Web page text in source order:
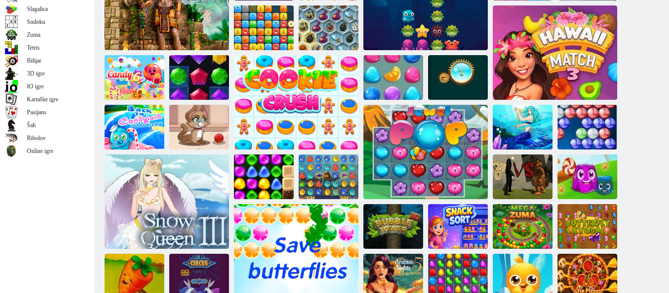
Prugasti otok Fruita Swipe 2
Blago Montezuma 2
Jewels Blitz 2 Kiša bombona 4
Ocean bitka
Pomorski
strelica na
mjehuriće
Lov na blago
Blokovi
čudovišta
Havaji utakmica 3
Blago mistične
more
Kiša bombona 6
Dragulji:
Eksplozija
Drobljenje kolačića
Kiša bombona 3 Blast dragulja
Povratak u
Candyland
Sweet River
Dragocene loptice
Kitty
mjehurićima
Snježna kraljica
4
Bubble Shooter
HD
Povratak u
Candyland 4:
Vrt Lollipop
1001 arapske
noći
Slenderman
protiv Freddieja
Fazbera
Puding zemljište
Bubble Tower
3d
Razvrstavanje
grickalica
Mega Zuma
Leptir Kiodai 2
null
Slagalica
Sudoku
Zuma
Tetris
Bilijar
3D igre
IO igre
Kartaške igre
Pasijans
Šah
Ribolov
Online igre